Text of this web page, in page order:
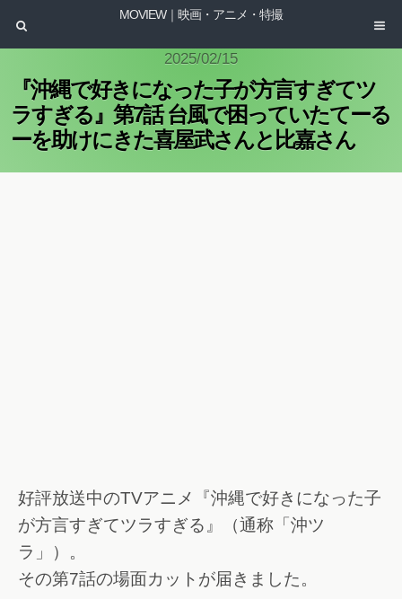
MOVIEW｜映画・アニメ・特撮
2025/02/15
『沖縄で好きになった子が方言すぎてツ
ラすぎる』第7話 台風で困っていたてーる
ーを助けにきた喜屋武さんと比嘉さん
好評放送中のTVアニメ『沖縄で好きになった子
が方言すぎてツラすぎる』（通称「沖ツ
ラ」）。
その第7話の場面カットが届きました。